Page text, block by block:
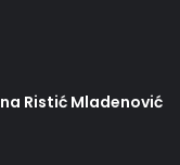
Ristić Mladenović